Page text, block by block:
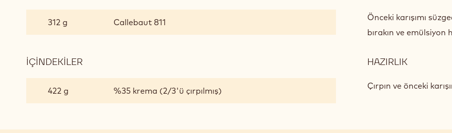
ÇIKOLATADAN
312 g Callebaut 811
BAVAROIS
Önceki karışımı
bırakın ve emülsiyon
İÇINDEKILER
ÇIKOLATADAN
422 g %35 krema (2/3'ü çırpılmış)
HAZIRLIK:
Çırpın ve önceki